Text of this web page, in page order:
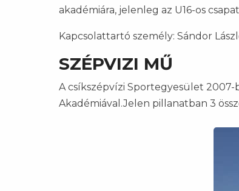
akadémiára, jelenleg az U16-os
Kapcsolattartó személy: Sándor
SZÉPVIZI MŰ
A csíkszépvízi Sportegyesület
Akadémiával.Jelen pillanatban 3